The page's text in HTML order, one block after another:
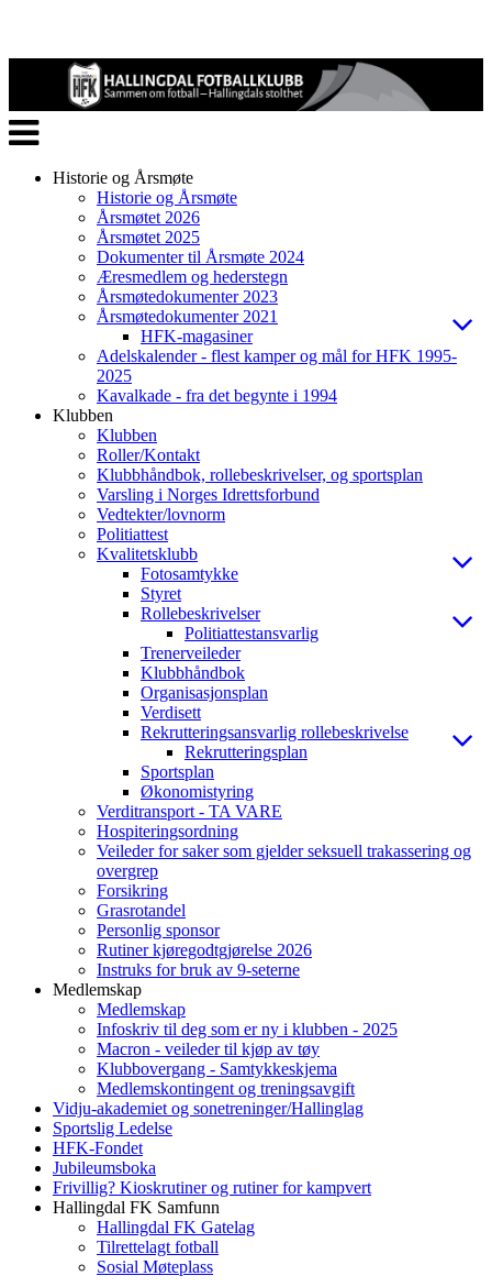
Veksle
navigasjon
Historie og Årsmøte
Historie og Årsmøte
Årsmøtet 2026
Årsmøtet 2025
Dokumenter til Årsmøte 2024
Æresmedlem og hederstegn
Årsmøtedokumenter 2023
Årsmøtedokumenter 2021
HFK-magasiner
Adelskalender - flest kamper og mål for HFK 1995-
2025
Kavalkade - fra det begynte i 1994
Klubben
Klubben
Roller/Kontakt
Klubbhåndbok, rollebeskrivelser, og sportsplan
Varsling i Norges Idrettsforbund
Vedtekter/lovnorm
Politiattest
Kvalitetsklubb
Fotosamtykke
Styret
Rollebeskrivelser
Politiattestansvarlig
Trenerveileder
Klubbhåndbok
Organisasjonsplan
Verdisett
Rekrutteringsansvarlig rollebeskrivelse
Rekrutteringsplan
Sportsplan
Økonomistyring
Verditransport - TA VARE
Hospiteringsordning
Veileder for saker som gjelder seksuell trakassering og
overgrep
Forsikring
Grasrotandel
Personlig sponsor
Rutiner kjøregodtgjørelse 2026
Instruks for bruk av 9-seterne
Medlemskap
Medlemskap
Infoskriv til deg som er ny i klubben - 2025
Macron - veileder til kjøp av tøy
Klubbovergang - Samtykkeskjema
Medlemskontingent og treningsavgift
Vidju-akademiet og sonetreninger/Hallinglag
Sportslig Ledelse
HFK-Fondet
Jubileumsboka
Frivillig? Kioskrutiner og rutiner for kampvert
Hallingdal FK Samfunn
Hallingdal FK Gatelag
Tilrettelagt fotball
Sosial Møteplass